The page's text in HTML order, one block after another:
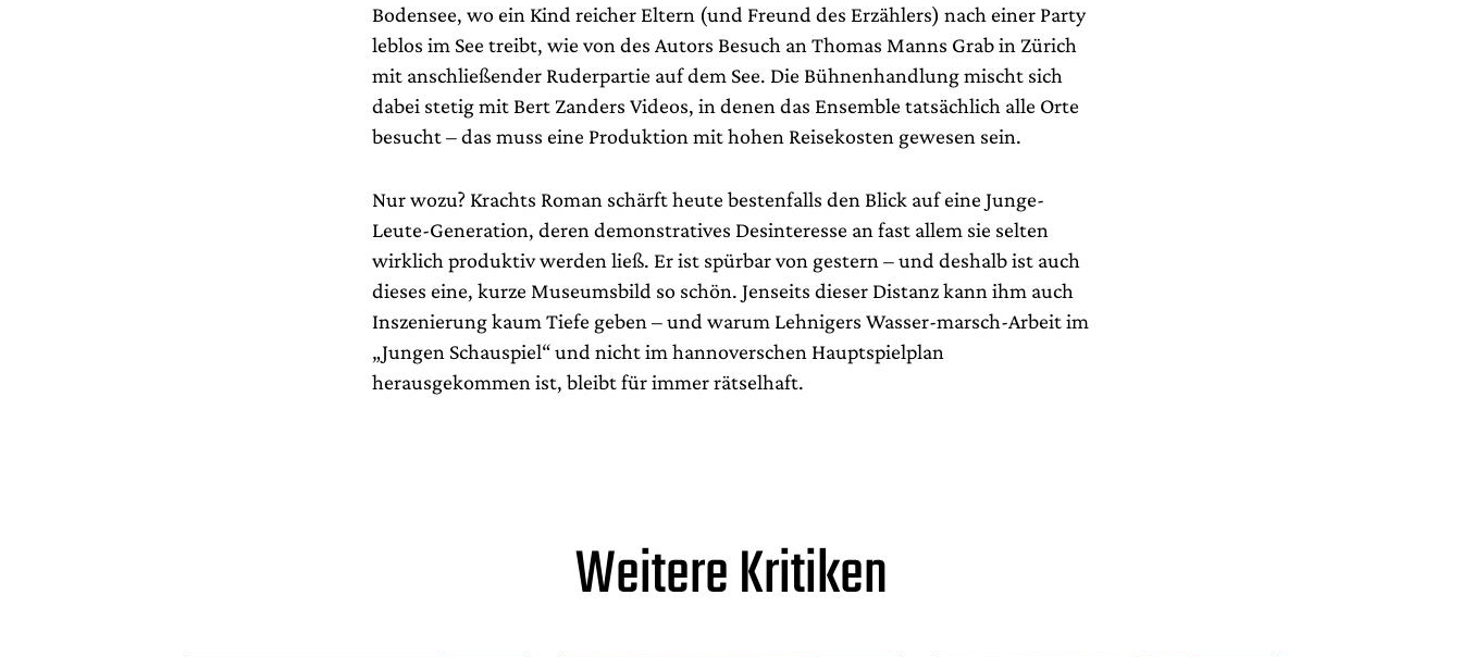
Bodensee, wo ein Kind reicher Eltern (und Freund des Erzählers) nach einer Party
leblos im See treibt, wie von des Autors Besuch an Thomas Manns Grab in Zürich
mit anschließender Ruderpartie auf dem See. Die Bühnenhandlung mischt sich
dabei stetig mit Bert Zanders Videos, in denen das Ensemble tatsächlich alle Orte
besucht – das muss eine Produktion mit hohen Reisekosten gewesen sein.
Nur wozu? Krachts Roman schärft heute bestenfalls den Blick auf eine Junge-
Leute-Generation, deren demonstratives Desinteresse an fast allem sie selten
wirklich produktiv werden ließ. Er ist spürbar von gestern – und deshalb ist auch
dieses eine, kurze Museumsbild so schön. Jenseits dieser Distanz kann ihm auch
Inszenierung kaum Tiefe geben – und warum Lehnigers Wasser-marsch-Arbeit im
„Jungen Schauspiel“ und nicht im hannoverschen Hauptspielplan
herausgekommen ist, bleibt für immer rätselhaft.
Weitere Kritiken